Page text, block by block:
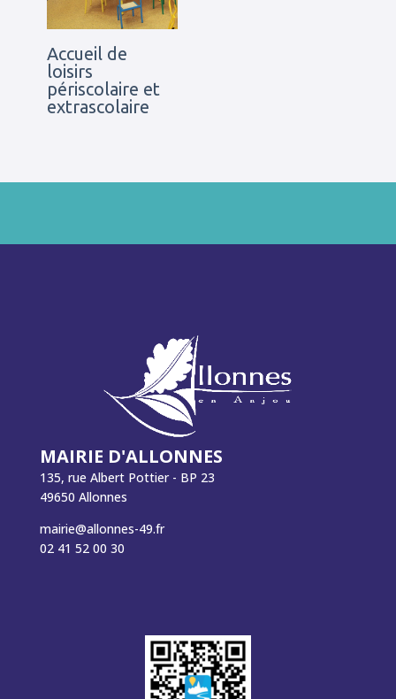
Accueil de
loisirs
périscolaire et
extrascolaire
MAIRIE D'ALLONNES
135, rue Albert Pottier - BP 23
49650 Allonnes
mairie@allonnes-49.fr
02 41 52 00 30